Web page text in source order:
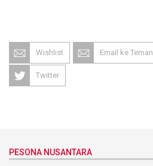
Wishlist Email ke Teman
Twitter
PESONA NUSANTARA